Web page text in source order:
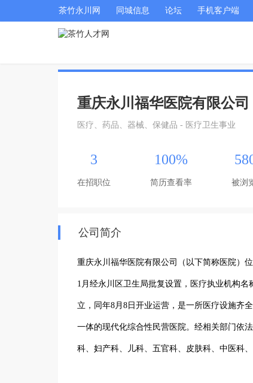
茶竹永川网 同城信息 论坛 手机客户端
重庆永川福华医院有限公司
医疗、药品、器械、保健品 - 医疗卫生事业
3
在招职位
100%
简历查看率 被浏
公司简介
重庆永川福华医院有限公司（以下简称医院）
1月经永川区卫生局批复设置，医疗执业机构
立，同年8月8日开业运营，是一所医疗设施齐
一体的现代化综合性民营医院。经相关部门依
科、妇产科、儿科、五官科、皮肤科、中医科
现医院设立有急诊科、神经内科、心血管内科